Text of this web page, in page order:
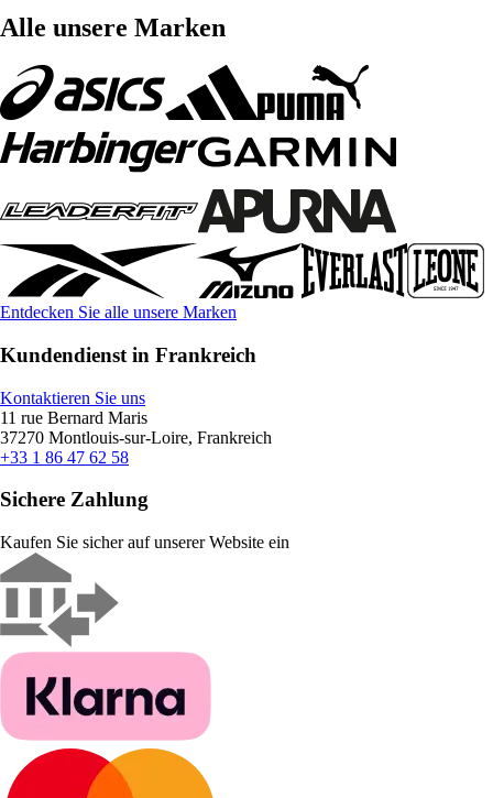
Alle unsere Marken
Entdecken Sie alle unsere Marken
Kundendienst in Frankreich
Kontaktieren Sie uns
11 rue Bernard Maris
37270 Montlouis-sur-Loire, Frankreich
+33 1 86 47 62 58
Sichere Zahlung
Kaufen Sie sicher auf unserer Website ein